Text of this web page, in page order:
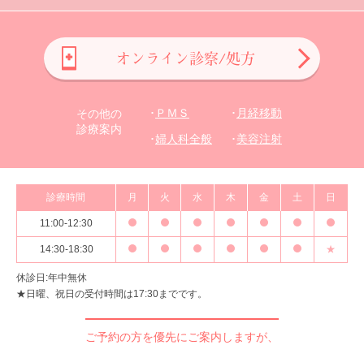
その他の
診療案内
ＰＭＳ
月経移動
婦人科全般
美容注射
オンライン診察/処方
診療時間 月 火 水 木 金 土 日
11:00-12:30
14:30-18:30 ★
休診日:年中無休
★日曜、祝日の受付時間は17:30までです。
ご予約の方を優先にご案内しますが、